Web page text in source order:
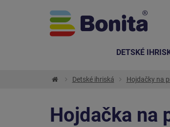
Detské ihriská Hojdačky na
Hojdačka na
DETSKÉ